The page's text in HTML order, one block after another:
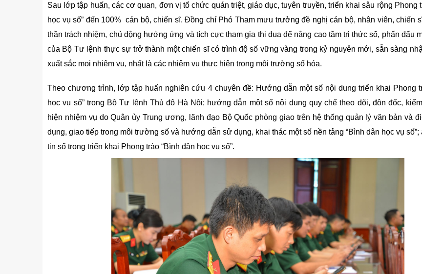
Sau lớp tập huấn, các cơ quan, đơn vị tổ chức quán triệt, giáo dục, tuyên truyền, triển khai sâu rộng Phong
học vụ số” đến 100% cán bộ, chiến sĩ.Đồng chí Phó Tham mưu trưởng đề nghị cán bộ, nhân viên, chiến
thần trách nhiệm, chủ động hưởng ứng và tích cực tham gia thi đua để nâng cao tầm tri thức số, phấn đấu
của Bộ Tư lệnh thực sự trở thành một chiến sĩ có trình độ số vững vàng trong kỷ nguyên mới, sẵn sàng
xuất sắc mọi nhiệm vụ, nhất là các nhiệm vụ thực hiện trong môi trường số hóa.
Theo chương trình, lớp tập huấn nghiên cứu 4 chuyên đề: Hướng dẫn một số nội dung triển khai Phong
học vụ số” trong Bộ Tư lệnh Thủ đô Hà Nội; hướng dẫn một số nội dung quy chế theo dõi, đôn đốc,
hiện nhiệm vụ doQuân ủy Trung ương, ãnh đạo Bộ Quốc phòng giao trên hệ thống quản lý văn bản và đ
dụng, giao tiếp trong môi trường số và hướng dẫn sử dụng, khai thác một số nền tảng “Bình dân học vụ số”;
tin số trong triển khai Phong trào “Bình dân học vụ số”.